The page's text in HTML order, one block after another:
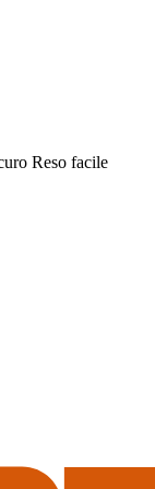
Reso facile